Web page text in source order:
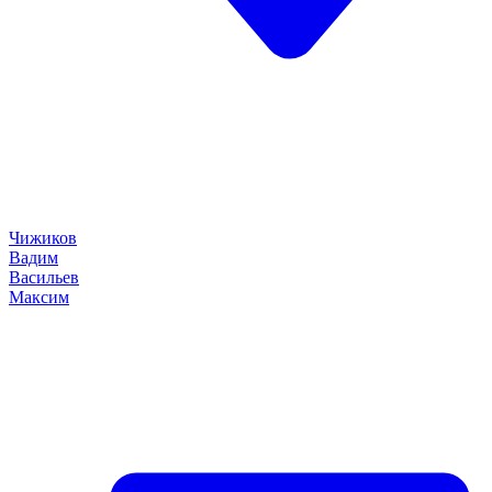
Чижиков
Вадим
Васильев
Максим